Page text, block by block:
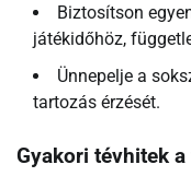
Biztosítson
játékidőhöz,
Ünnepelje a
tartozás érzését.
Gyakori tévhitek